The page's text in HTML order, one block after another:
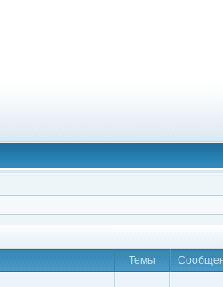
Темы